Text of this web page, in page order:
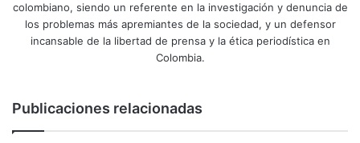
colombiano, siendo un referente en la investigación y denuncia de
los problemas más apremiantes de la sociedad, y un defensor
incansable de la libertad de prensa y la ética periodística en
Colombia.
Publicaciones relacionadas